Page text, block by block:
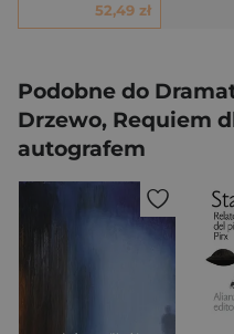
52,49 zł
Podobne do
Drzewo, Requiem
autografem